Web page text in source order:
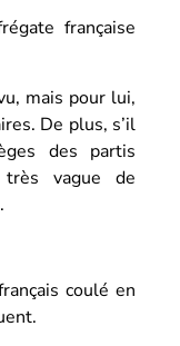
française
mais pour lui,
De plus, s’il
des partis
vague de
coulé en